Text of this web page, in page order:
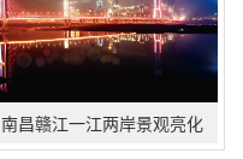
南昌赣江一江两岸景观亮化